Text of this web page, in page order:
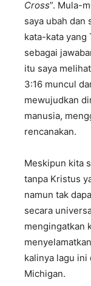
Cross”. Mula-
saya ubah dan
kata-kata yang
sebagai
itu saya
3:16 muncul
mewujudkan
manusia,
rencanakan.
Meskipun kita
tanpa Kristus
namun tak
secara
mengingatkan
kalinya lagu ini
Michigan.